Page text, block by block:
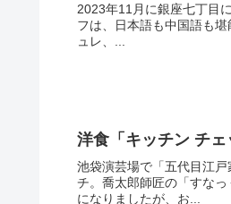
2023年11月に銀座七丁目
フは、日本語も中国語も
ュレ、...
洋食「キッチン チ
池袋演芸場で「五代目江
チ。喬太郎師匠の「すな
になりましたが、お...